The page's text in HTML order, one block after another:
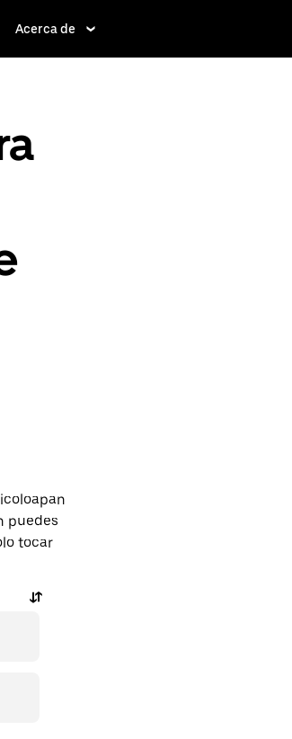
Acerca de
puedes
tocar